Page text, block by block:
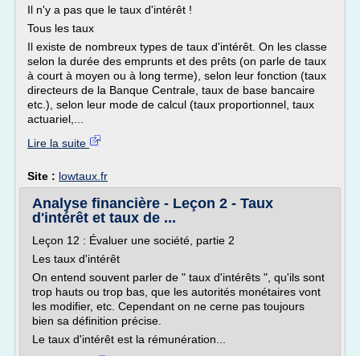
Il n'y a pas que le taux d'intérêt !
Tous les taux
Il existe de nombreux types de taux d'intérêt. On les classe
selon la durée des emprunts et des prêts (on parle de taux
à court à moyen ou à long terme), selon leur fonction (taux
directeurs de la Banque Centrale, taux de base bancaire
etc.), selon leur mode de calcul (taux proportionnel, taux
actuariel,...
Lire la suite
Site : lowtaux.fr
Analyse financière - Leçon 2 - Taux
d'intérêt et taux de ...
Leçon 12 : Évaluer une société, partie 2
Les taux d'intérêt
On entend souvent parler de " taux d'intérêts ", qu'ils sont
trop hauts ou trop bas, que les autorités monétaires vont
les modifier, etc. Cependant on ne cerne pas toujours
bien sa définition précise.
Le taux d'intérêt est la rémunération...